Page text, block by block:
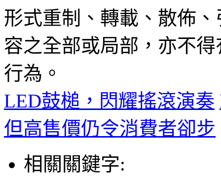
形式重制、轉載、散佈
容之全部或局部，亦不
行為。
LED鼓槌，閃耀搖滾演奏
但高售價仍令消費者卻步
相關關鍵字: